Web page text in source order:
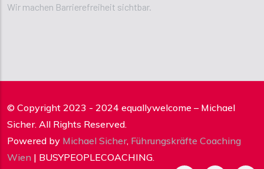
Wir machen Barrierefreiheit sichtbar.
© Copyright 2023 - 2024 equallywelcome – Michael
Sicher. All Rights Reserved.
Powered by Michael Sicher, Führungskräfte Coaching
Wien | BUSYPEOPLECOACHING.